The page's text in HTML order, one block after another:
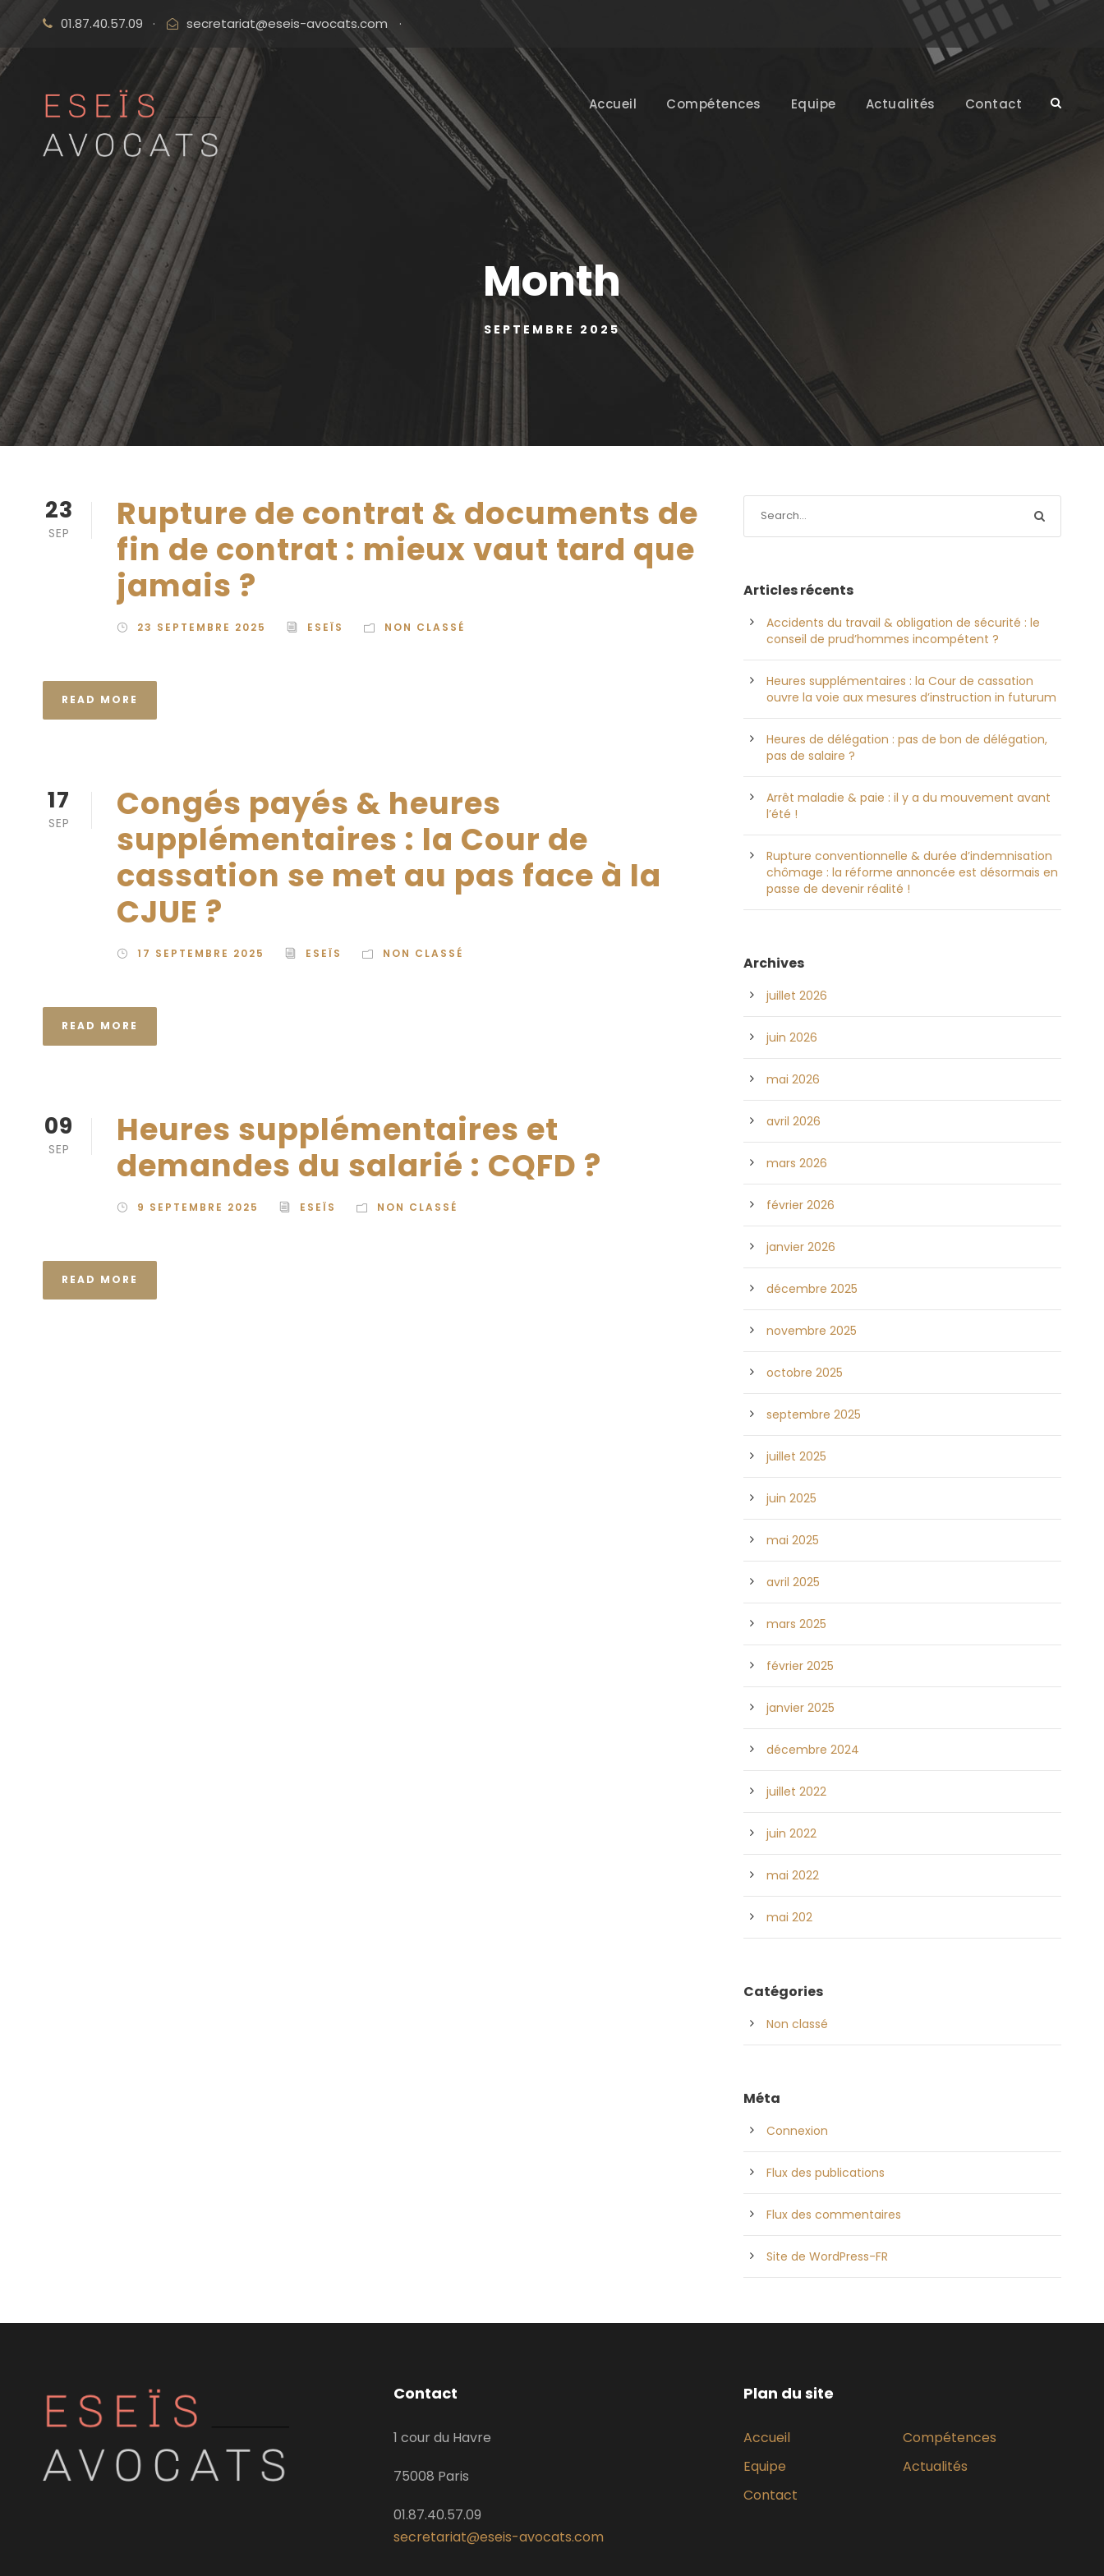
01.87.40.57.09 · secretariat@eseis-avocats.com ·
Accueil Compétences Equipe Actualités Contact
Month
SEPTEMBRE 2025
23
SEP
Rupture de contrat & documents de
fin de contrat : mieux vaut tard que
jamais ?
23 SEPTEMBRE 2025 ESEÏS NON CLASSÉ
READ MORE
17
SEP
Congés payés & heures
supplémentaires : la Cour de
cassation se met au pas face à la
CJUE ?
17 SEPTEMBRE 2025 ESEÏS NON CLASSÉ
READ MORE
09
SEP
Heures supplémentaires et
demandes du salarié : CQFD ?
9 SEPTEMBRE 2025 ESEÏS NON CLASSÉ
READ MORE
Articles récents
Accidents du travail & obligation de sécurité : le
conseil de prud’hommes incompétent ?
Heures supplémentaires : la Cour de cassation
ouvre la voie aux mesures d’instruction in futurum
Heures de délégation : pas de bon de délégation,
pas de salaire ?
Arrêt maladie & paie : il y a du mouvement avant
l’été !
Rupture conventionnelle & durée d’indemnisation
chômage : la réforme annoncée est désormais en
passe de devenir réalité !
Archives
juillet 2026
juin 2026
mai 2026
avril 2026
mars 2026
février 2026
janvier 2026
décembre 2025
novembre 2025
octobre 2025
septembre 2025
juillet 2025
juin 2025
mai 2025
avril 2025
mars 2025
février 2025
janvier 2025
décembre 2024
juillet 2022
juin 2022
mai 2022
mai 202
Catégories
Non classé
Méta
Connexion
Flux des publications
Flux des commentaires
Site de WordPress-FR
Contact
1 cour du Havre
75008 Paris
01.87.40.57.09
secretariat@eseis-avocats.com
Plan du site
Accueil
Compétences
Equipe
Actualités
Contact